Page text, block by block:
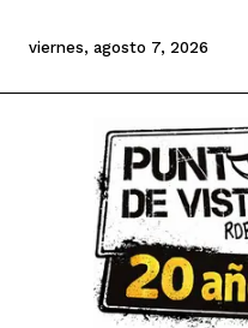
viernes, agosto 7, 2026